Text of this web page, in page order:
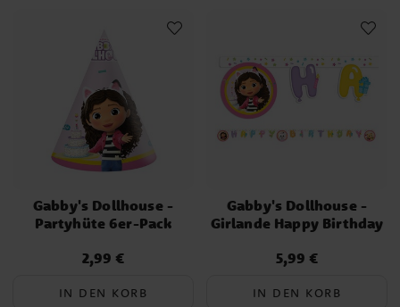
Gabby's Dollhouse -
Partyhüte 6er-Pack
Preis:2,99 €
2,99 €
IN DEN KORB
Gabby's Dollhouse -
Girlande Happy Birthday
Preis:5,99 €
5,99 €
IN DEN KORB